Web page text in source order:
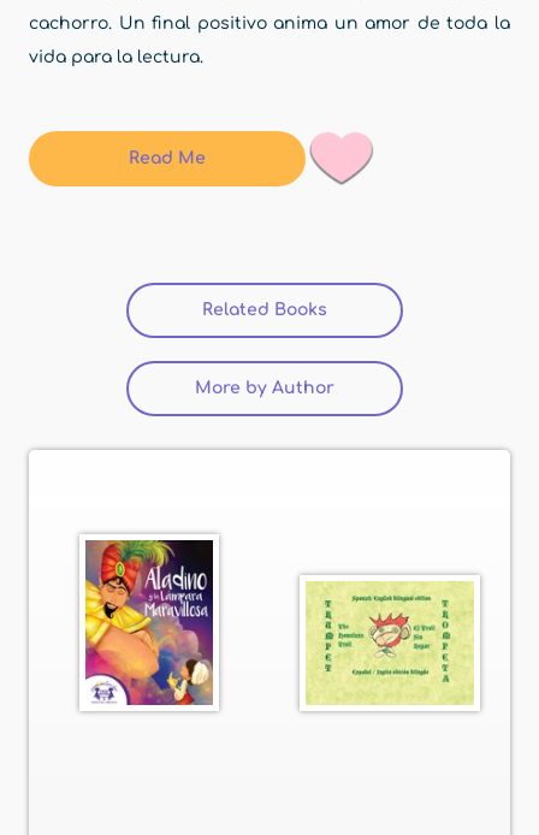
cachorro. Un final positivo anima un amor de toda la
vida para la lectura.
Read Me
Related Books (active tab)
More by Author